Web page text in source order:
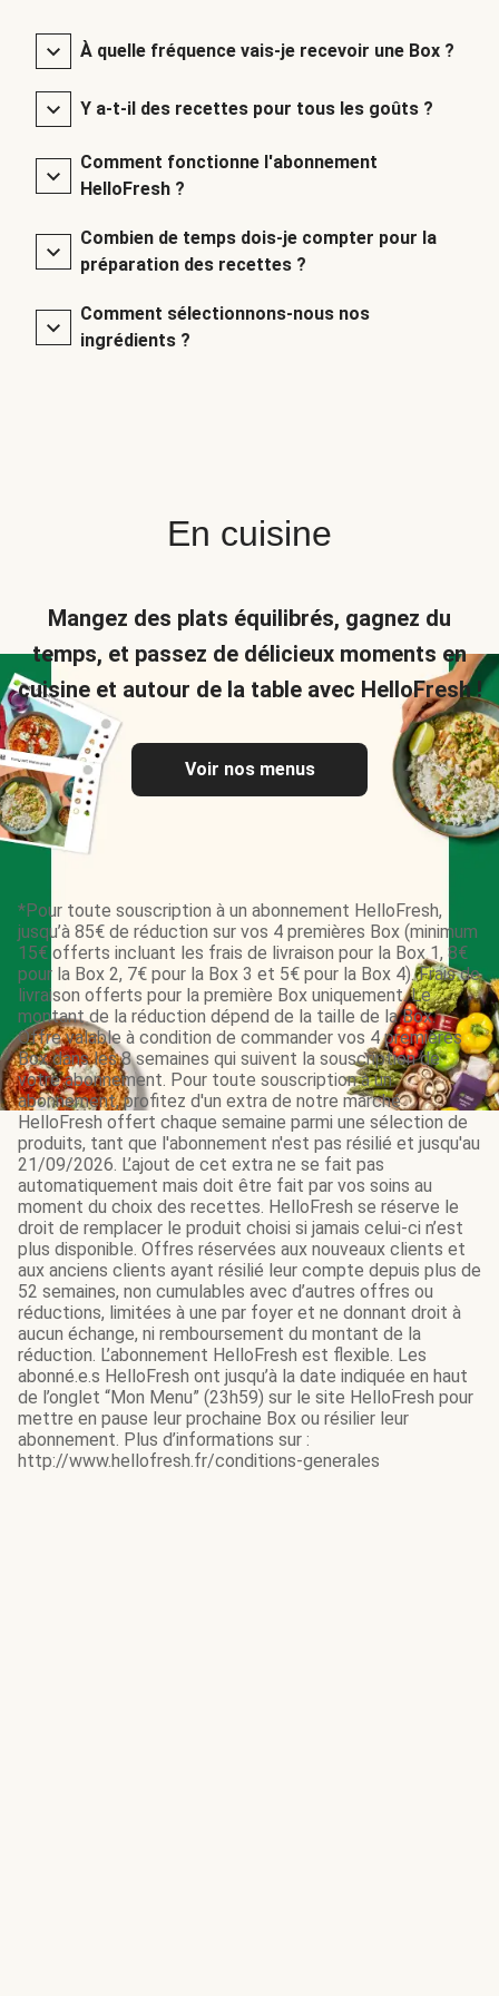
À quelle fréquence vais-je recevoir une Box ?
Y a-t-il des recettes pour tous les goûts ?
Comment fonctionne l'abonnement
HelloFresh ?
Combien de temps dois-je compter pour la
préparation des recettes ?
Comment sélectionnons-nous nos
ingrédients ?
En cuisine
Mangez des plats équilibrés, gagnez du
temps, et passez de délicieux moments en
cuisine et autour de la table avec HelloFresh !
Voir nos menus
*Pour toute souscription à un abonnement HelloFresh,
jusqu’à 85€ de réduction sur vos 4 premières Box (minimum
15€ offerts incluant les frais de livraison pour la Box 1, 8€
pour la Box 2, 7€ pour la Box 3 et 5€ pour la Box 4). Frais de
livraison offerts pour la première Box uniquement. Le
montant de la réduction dépend de la taille de la Box.
Offre valable à condition de commander vos 4 premières
Box dans les 8 semaines qui suivent la souscription de
votre abonnement. Pour toute souscription à un
abonnement, profitez d'un extra de notre marché
HelloFresh offert chaque semaine parmi une sélection de
produits, tant que l'abonnement n'est pas résilié et jusqu'au
21/09/2026. L’ajout de cet extra ne se fait pas
automatiquement mais doit être fait par vos soins au
moment du choix des recettes. HelloFresh se réserve le
droit de remplacer le produit choisi si jamais celui-ci n’est
plus disponible. Offres réservées aux nouveaux clients et
aux anciens clients ayant résilié leur compte depuis plus de
52 semaines, non cumulables avec d’autres offres ou
réductions, limitées à une par foyer et ne donnant droit à
aucun échange, ni remboursement du montant de la
réduction. L’abonnement HelloFresh est flexible. Les
abonné.e.s HelloFresh ont jusqu’à la date indiquée en haut
de l’onglet “Mon Menu” (23h59) sur le site HelloFresh pour
mettre en pause leur prochaine Box ou résilier leur
abonnement. Plus d’informations sur :
http://www.hellofresh.fr/conditions-generales